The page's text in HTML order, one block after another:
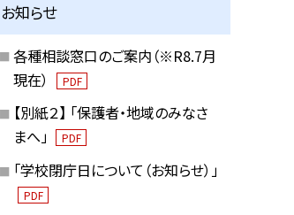
お知らせ
各種相談窓口のご案内（※R8.7月
現在）
PDF
【別紙２】 「保護者・地域のみなさ
まへ」
PDF
「学校閉庁日について（お知らせ）」
PDF